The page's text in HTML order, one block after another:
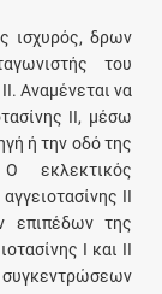
ισχυρός, δρων
του
Αναμένεται να
ΙΙ, μέσω
ή την οδό της
εκλεκτικός
ΙΙ
επιπέδων της
Ι και ΙΙ